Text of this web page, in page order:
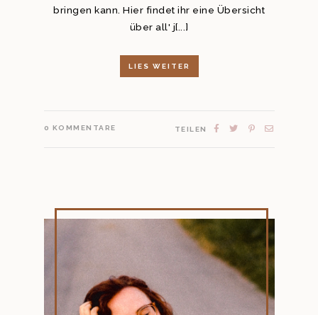
bringen kann. Hier findet ihr eine Übersicht
über all' j[...]
LIES WEITER
0 KOMMENTARE TEILEN